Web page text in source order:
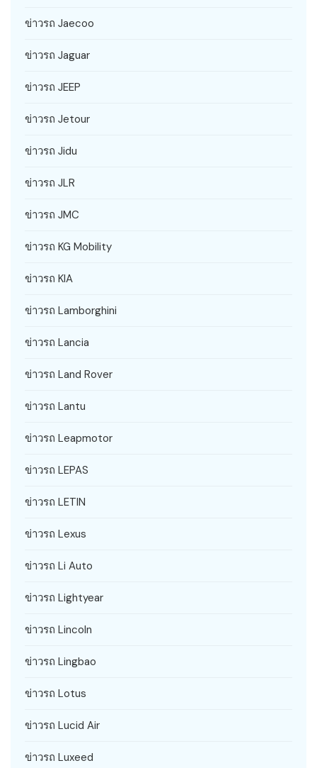
ข่าวรถ Jaecoo
ข่าวรถ Jaguar
ข่าวรถ JEEP
ข่าวรถ Jetour
ข่าวรถ Jidu
ข่าวรถ JLR
ข่าวรถ JMC
ข่าวรถ KG Mobility
ข่าวรถ KIA
ข่าวรถ Lamborghini
ข่าวรถ Lancia
ข่าวรถ Land Rover
ข่าวรถ Lantu
ข่าวรถ Leapmotor
ข่าวรถ LEPAS
ข่าวรถ LETIN
ข่าวรถ Lexus
ข่าวรถ Li Auto
ข่าวรถ Lightyear
ข่าวรถ Lincoln
ข่าวรถ Lingbao
ข่าวรถ Lotus
ข่าวรถ Lucid Air
ข่าวรถ Luxeed